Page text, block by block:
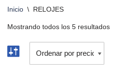
Inicio \ RELOJES
Mostrando todos los 5 resultados